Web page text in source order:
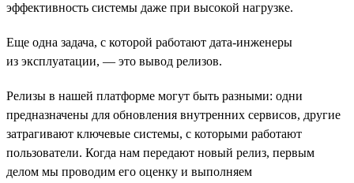
эффективность системы даже при высокой нагрузке.
Еще одна задача, с которой работают дата-инженеры
из эксплуатации, — это вывод релизов.
Релизы в нашей платформе могут быть разными: одни
предназначены для обновления внутренних сервисов, другие
затрагивают ключевые системы, с которыми работают
пользователи. Когда нам передают новый релиз, первым
делом мы проводим его оценку и выполняем